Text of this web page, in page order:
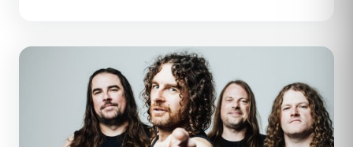
Airbourne - 1ère partie : Dätcha Mandala